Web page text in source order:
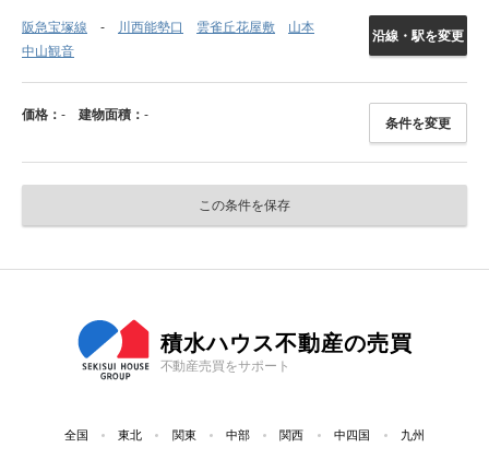
阪急宝塚線 川西能勢口 雲雀丘花屋敷
山本
中山観音
沿線・駅を変更
価格： - 建物面積： -
条件を変更
この条件を保存
積水ハウス不動産の売買
不動産売買をサポート
全国 東北 関東 中部 関西 中四国 九州